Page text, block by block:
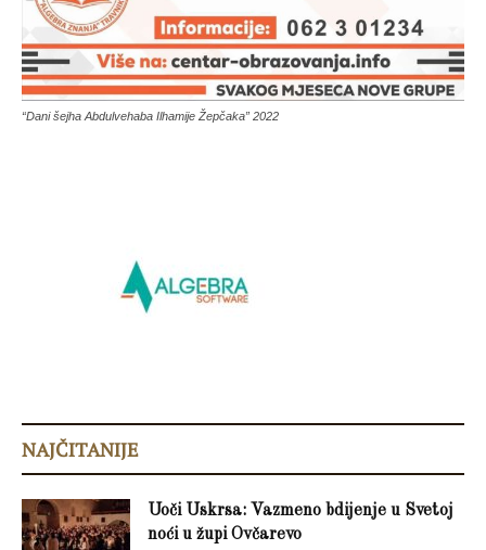
“Dani šejha Abdulvehaba Ilhamije Žepčaka” 2022
NAJČITANIJE
Uoči Uskrsa: Vazmeno bdijenje u Svetoj
noći u župi Ovčarevo